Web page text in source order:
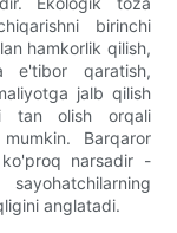
birinchi
hamkorlik qilish,
e'tibor qaratish,
jalb qilish
tan olish orqali
Barqaror
narsadir -
anglatadi.